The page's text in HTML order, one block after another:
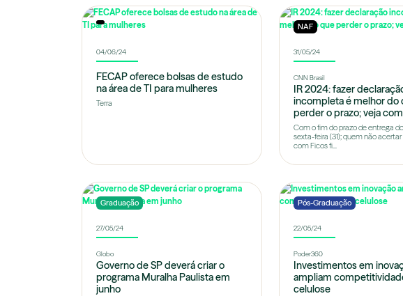
04/06/24
FECAP oferece bolsas de estudo
na área de TI para mulheres
Terra
NAF
31/05/24
CNN Brasil
IR 2024: fazer
incompleta é melhor do
perder o prazo; veja
Com o fim do prazo de entrega
sexta-feira (31); quem não
com Ficos fi...
Graduação
27/05/24
Globo
Governo de SP deverá criar o
programa Muralha Paulista em
junho
Pós-Graduação
22/05/24
Poder360
Investimentos em
ampliam
celulose